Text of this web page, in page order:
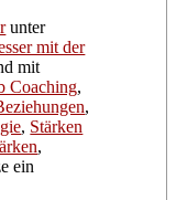
unter
mit der
mit
Coaching,
,
, Stärken
,
ein